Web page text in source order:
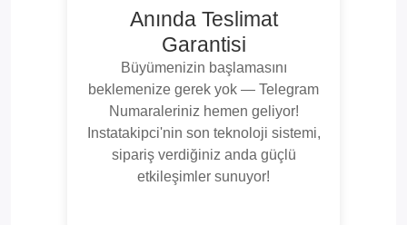
Anında Teslimat
Garantisi
Büyümenizin başlamasını
beklemenize gerek yok — Telegram
Numaraleriniz hemen geliyor!
Instatakipci'nin son teknoloji sistemi,
sipariş verdiğiniz anda güçlü
etkileşimler sunuyor!